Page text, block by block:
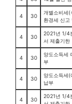
4 30
개별소비세(
환경세 신고
4 30
2021년 1/4
서 제출기한
4 30
양도소득세
부
4 30
양도소득세
납부
4 30
2021년 1/4